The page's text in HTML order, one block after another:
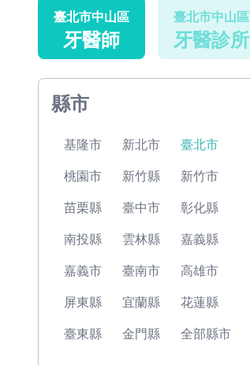
臺北市中山區
牙醫師
臺北市中山區
牙醫診所
縣市
基隆市 新北市 臺北市
桃園市 新竹縣 新竹市
苗栗縣 臺中市 彰化縣
南投縣 雲林縣 嘉義縣
嘉義市 臺南市 高雄市
屏東縣 宜蘭縣 花蓮縣
臺東縣 金門縣 全部縣市